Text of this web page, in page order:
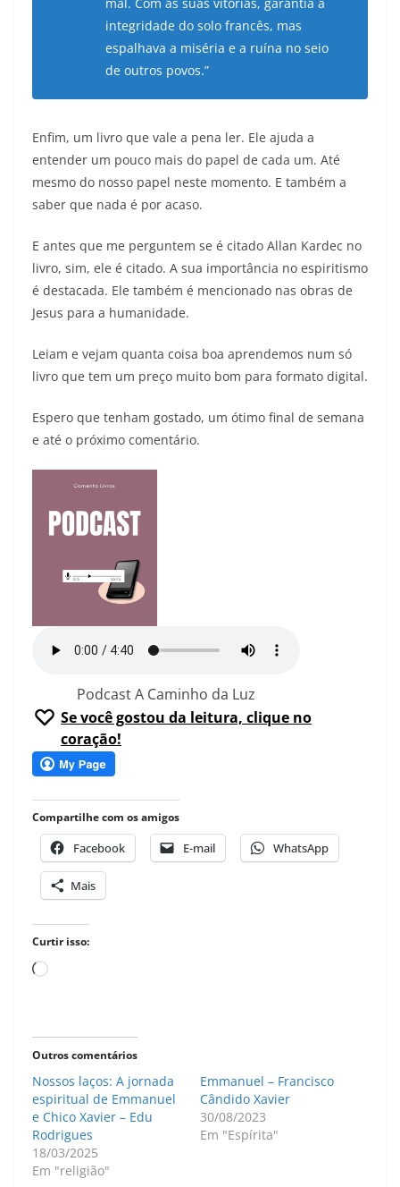
integridade do solo francês, mas
espalhava a miséria e a ruína no seio
de outros povos.”
Enfim, um livro que vale a pena ler. Ele ajuda a
entender um pouco mais do papel de cada um. Até
mesmo do nosso papel neste momento. E também a
saber que nada é por acaso.
E antes que me perguntem se é citado Allan Kardec no
livro, sim, ele é citado. A sua importância no espiritismo
é destacada. Ele também é mencionado nas obras de
Jesus para a humanidade.
Leiam e vejam quanta coisa boa aprendemos num só
livro que tem um preço muito bom para formato digital.
Espero que tenham gostado, um ótimo final de semana
e até o próximo comentário.
Podcast A Caminho da Luz
Se você gostou da leitura, clique no
coração!
Compartilhe com os amigos
Facebook E-mail WhatsApp
Mais
Curtir isso:
Carregando...
Outros comentários
Nossos laços: A jornada
espiritual de Emmanuel
e Chico Xavier – Edu
Rodrigues
18/03/2025
Em "religião"
Emmanuel – Francisco
Cândido Xavier
30/08/2023
Em "Espírita"